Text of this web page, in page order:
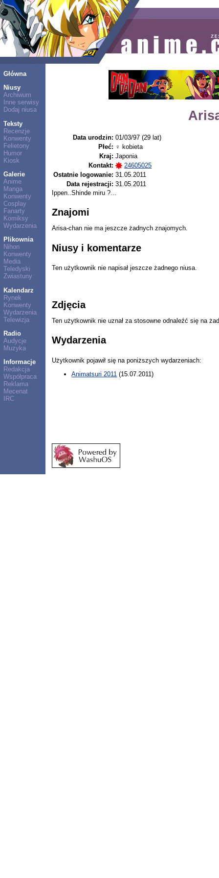
Główna
Niusy
Archiwum
Inne serwisy
Dodaj niusa
Teksty
Recenzje
Konwenty
Felietony
Humor
Kiosk
Galerie
Anime
Manga
Konwenty
Cosplay
Fanarty
Komiksy
Wydarzenia
Plikownia
Nihon
Konwenty
Media
Teledyski
Zwiastuny
Kalendarz
Rynek
Konwenty
Wydarzenia
Telewizja
Radio
Audycje
Muzyka
Informacje
Redakcja
Współpraca
Reklama
Mecenat
IRC
Data urodzin: 01/03/97 (29 lat)
Płeć: ♀ kobieta
Kraj: Japonia
Kontakt:
24605025
Ostatnie logowanie: 31.05.2011
Data rejestracji: 31.05.2011
Ippen..Shinde miru ?...
Znajomi
Arisa-chan nie ma jeszcze żadnych znajomych.
Niusy i komentarze
Ten użytkownik nie napisał jeszcze żadnego niusa.
Zdjęcia
Ten użytkownik nie uznał za stosowne odnaleźć się na
Wydarzenia
Użytkownik pojawił się na poniższych wydarzeniach:
Animatsuri 2011 (15.07.2011)